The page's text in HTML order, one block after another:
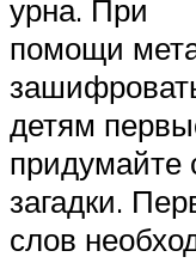
урна. При
помощи
детям
придумайте
загадки.
слов